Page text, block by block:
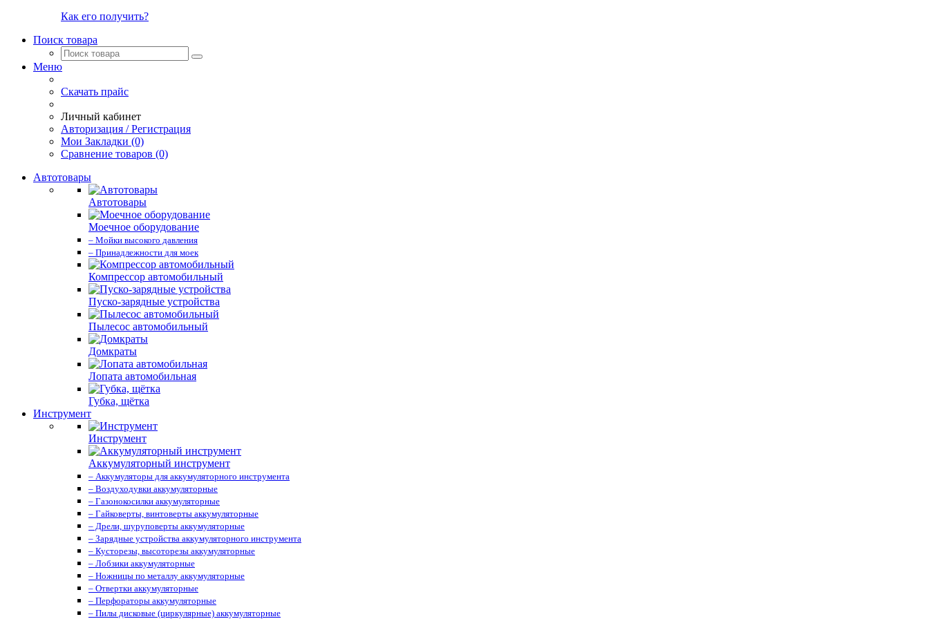
Как его получить?
Поиск товара
Меню
Скачать прайс
Личный кабинет
Авторизация / Регистрация
Мои Закладки (0)
Сравнение товаров (0)
Автотовары
Автотовары
Моечное оборудование
– Мойки высокого давления
– Принадлежности для моек
Компрессор автомобильный
Пуско-зарядные устройства
Пылесос автомобильный
Домкраты
Лопата автомобильная
Губка, щётка
Инструмент
Инструмент
Аккумуляторный инструмент
– Аккумуляторы для аккумуляторного инструмента
– Воздуходувки аккумуляторные
– Газонокосилки аккумуляторные
– Гайковерты, винтоверты аккумуляторные
– Дрели, шуруповерты аккумуляторные
– Зарядные устройства аккумуляторного инструмента
– Кусторезы, высоторезы аккумуляторные
– Лобзики аккумуляторные
– Ножницы по металлу аккумуляторные
– Отвертки аккумуляторные
– Перфораторы аккумуляторные
– Пилы дисковые (циркулярные) аккумуляторные